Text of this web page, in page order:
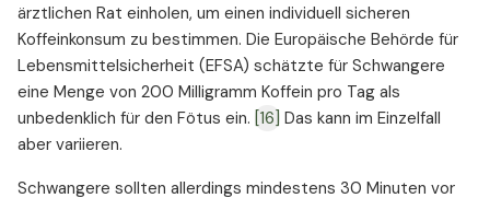
ärztlichen Rat einholen, um einen individuell sicheren
Koffeinkonsum zu bestimmen. Die Europäische Behörde für
Lebensmittelsicherheit (EFSA) schätzte für Schwangere
eine Menge von 200 Milligramm Koffein pro Tag als
unbedenklich für den Fötus ein. [16] Das kann im Einzelfall
aber variieren.
Schwangere sollten allerdings mindestens 30 Minuten vor